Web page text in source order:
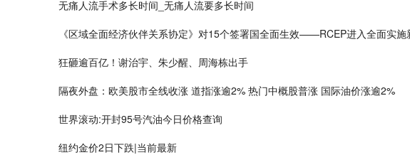
无痛人流手术多长时间_无痛人流要多长时间
《区域全面经济伙伴关系协定》对15个签署国全面生效——RCEP进入全面实施
狂砸逾百亿！谢治宇、朱少醒、周海栋出手
隔夜外盘：欧美股市全线收涨 道指涨逾2% 热门中概股普涨 国际油价涨逾2%
世界滚动:开封95号汽油今日价格查询
纽约金价2日下跌|当前最新